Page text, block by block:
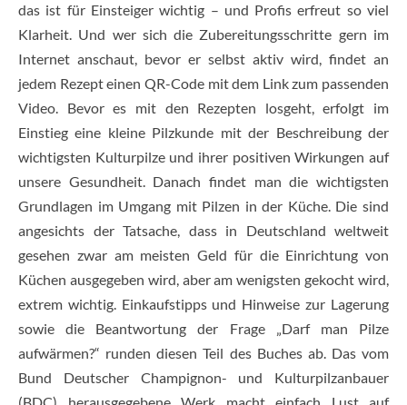
das ist für Einsteiger wichtig – und Profis erfreut so viel
Klarheit. Und wer sich die Zubereitungsschritte gern im
Internet anschaut, bevor er selbst aktiv wird, findet an
jedem Rezept einen QR-Code mit dem Link zum passenden
Video. Bevor es mit den Rezepten losgeht, erfolgt im
Einstieg eine kleine Pilzkunde mit der Beschreibung der
wichtigsten Kulturpilze und ihrer positiven Wirkungen auf
unsere Gesundheit. Danach findet man die wichtigsten
Grundlagen im Umgang mit Pilzen in der Küche. Die sind
angesichts der Tatsache, dass in Deutschland weltweit
gesehen zwar am meisten Geld für die Einrichtung von
Küchen ausgegeben wird, aber am wenigsten gekocht wird,
extrem wichtig. Einkaufstipps und Hinweise zur Lagerung
sowie die Beantwortung der Frage „Darf man Pilze
aufwärmen?“ runden diesen Teil des Buches ab. Das vom
Bund Deutscher Champignon- und Kulturpilzanbauer